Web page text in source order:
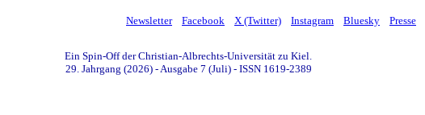
Newsletter Facebook X (Twitter) Instagram Bluesky Presse
Ein Spin-Off der Christian-Albrechts-Universität zu Kiel.
29. Jahrgang (2026) - Ausgabe 7 (Juli) - ISSN 1619-2389